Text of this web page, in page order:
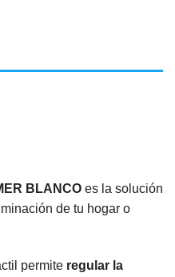
BLANCO es la solución
de tu hogar o
permite regular la